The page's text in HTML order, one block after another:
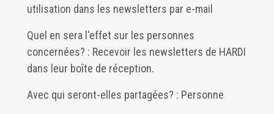
utilisation dans les newsletters par e-mail
Quel en sera l'effet sur les personnes
concernées? : Recevoir les newsletters de HARDI
dans leur boîte de réception.
Avec qui seront-elles partagées? : Personne